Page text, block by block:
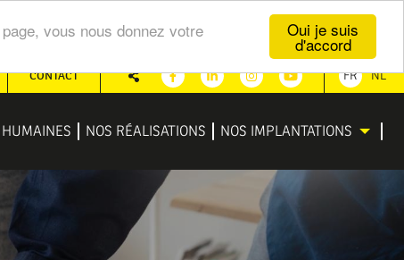
Oui je suis
d'accord
vous nous donnez votre
HUMAINES NOS RÉALISATIONS NOS IMPLANTATIONS
CONTACT
FacebookLinkedinInstagramYoutube
Partager
FR NL